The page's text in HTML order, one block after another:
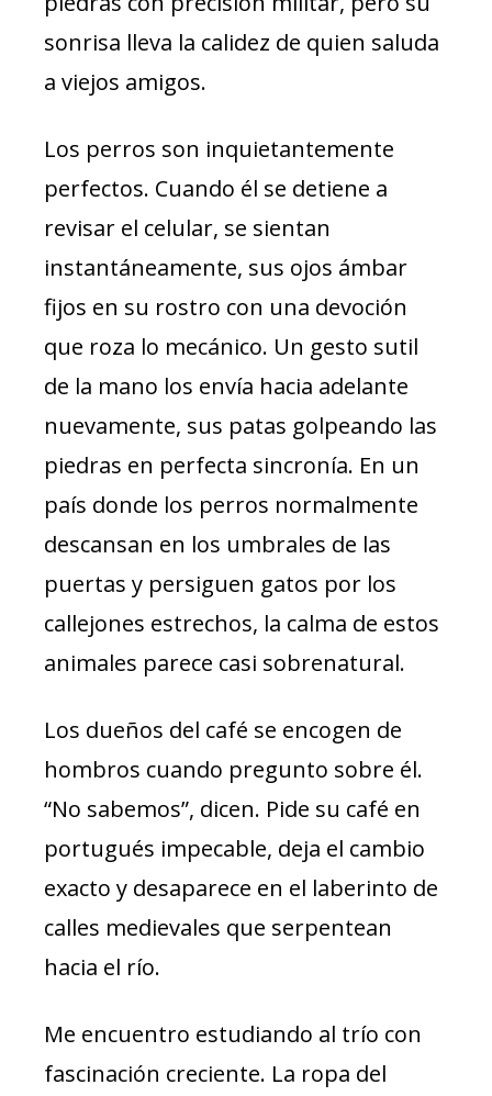
sonrisa lleva la calidez de quien saluda
a viejos amigos.
Los perros son inquietantemente
perfectos. Cuando él se detiene a
revisar el celular, se sientan
instantáneamente, sus ojos ámbar
fijos en su rostro con una devoción
que roza lo mecánico. Un gesto sutil
de la mano los envía hacia adelante
nuevamente, sus patas golpeando las
piedras en perfecta sincronía. En un
país donde los perros normalmente
descansan en los umbrales de las
puertas y persiguen gatos por los
callejones estrechos, la calma de estos
animales parece casi sobrenatural.
Los dueños del café se encogen de
hombros cuando pregunto sobre él.
“No sabemos”, dicen. Pide su café en
portugués impecable, deja el cambio
exacto y desaparece en el laberinto de
calles medievales que serpentean
hacia el río.
Me encuentro estudiando al trío con
fascinación creciente. La ropa del